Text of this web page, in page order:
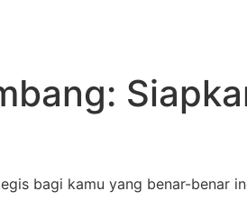
bagi kamu yang benar-benar